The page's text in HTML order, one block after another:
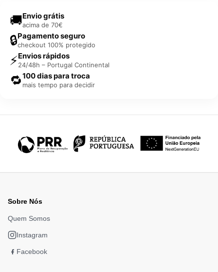
🚚Envio grátis
acima de 70€
🔒Pagamento seguro
checkout 100% protegido
⚡Envios rápidos
24/48h – Portugal Continental
🔁100 dias para troca
mais tempo para decidir
Sobre Nós
Quem Somos
Instagram
Facebook